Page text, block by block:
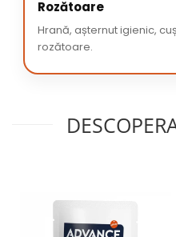
Rozătoare
Hrană, așternut igienic,
rozătoare.